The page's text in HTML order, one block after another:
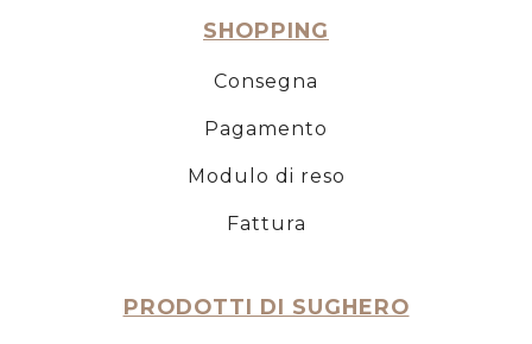
SHOPPING
Consegna
Pagamento
Modulo di reso
Fattura
PRODOTTI DI SUGHERO